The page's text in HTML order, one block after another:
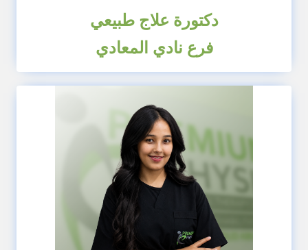
دكتورة علاج طبيعي
فرع نادي المعادي